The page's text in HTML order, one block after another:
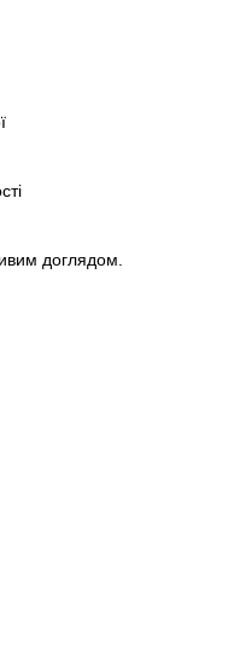
доглядом.